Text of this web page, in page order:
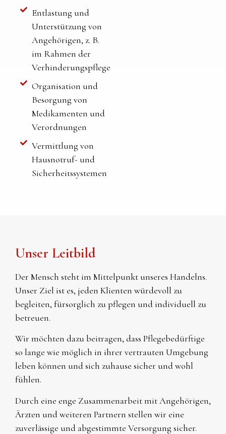
Entlastung und
Unterstützung von
Angehörigen, z. B.
im Rahmen der
Verhinderungspflege
Organisation und
Besorgung von
Medikamenten und
Verordnungen
Vermittlung von
Hausnotruf- und
Sicherheitssystemen
Unser Leitbild
Der Mensch steht im Mittelpunkt unseres Handelns.
Unser Ziel ist es, jeden Klienten würdevoll zu
begleiten, fürsorglich zu pflegen und individuell zu
betreuen.
Wir möchten dazu beitragen, dass Pflegebedürftige
so lange wie möglich in ihrer vertrauten Umgebung
leben können und sich zuhause sicher und wohl
fühlen.
Durch eine enge Zusammenarbeit mit Angehörigen,
Ärzten und weiteren Partnern stellen wir eine
zuverlässige und abgestimmte Versorgung sicher.